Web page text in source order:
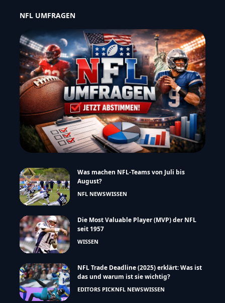
NFL UMFRAGEN
Was machen NFL-Teams von Juli bis
August?
NFL NEWSWISSEN
Die Most Valuable Player (MVP) der NFL
seit 1957
WISSEN
NFL Trade Deadline (2025) erklärt: Was ist
das und warum ist sie wichtig?
EDITORS PICKNFL NEWSWISSEN